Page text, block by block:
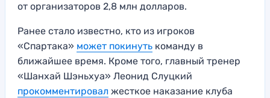
от организаторов 2,8 млн долларов.
Ранее стало известно, кто из игроков
«Спартака» может покинуть команду в
ближайшее время. Кроме того, главный тренер
«Шанхай Шэньхуа» Леонид Слуцкий
прокомментировал жесткое наказание клуба